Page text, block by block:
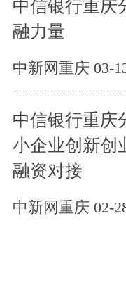
中信银行重庆
融力量
中新网重庆 03-
中信银行重庆
小企业创新创
融资对接
中新网重庆 02-